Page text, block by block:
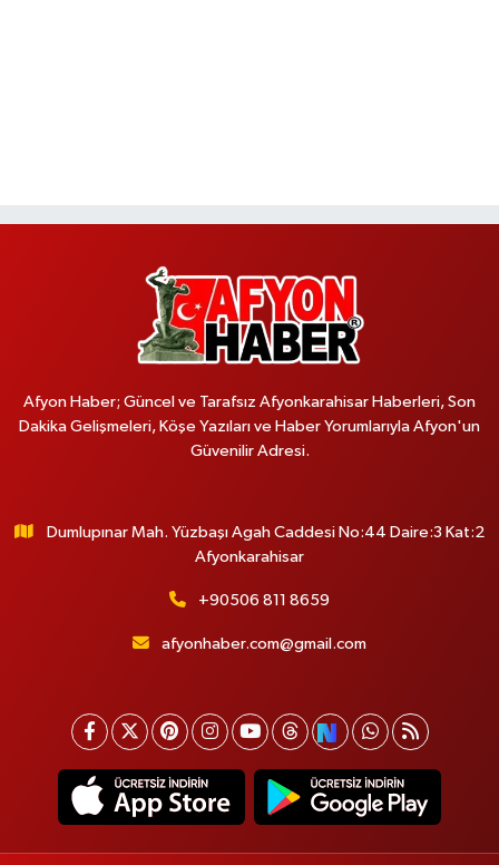
Afyon Haber; Güncel ve Tarafsız Afyonkarahisar Haberleri, Son
Dakika Gelişmeleri, Köşe Yazıları ve Haber Yorumlarıyla Afyon'un
Güvenilir Adresi.
Dumlupınar Mah. Yüzbaşı Agah Caddesi No:44 Daire:3 Kat:2
Afyonkarahisar
+90506 811 8659
afyonhaber.com@gmail.com